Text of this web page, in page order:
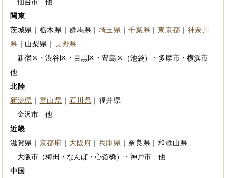
仙台市 他
関東
茨城県｜栃木県｜群馬県｜ 埼玉県 ｜千葉県 ｜東京都
神奈川
県 ｜山梨県｜ 長野県
新宿区・渋谷区・目黒区・豊島区（池袋）・多摩市・横浜市
他
北陸
新潟県
富山県 ｜石川県 ｜福井県
金沢市 他
近畿
滋賀県｜ 京都府 大阪府 兵庫県 ｜奈良県｜和歌山県
大阪市（梅田・なんば・心斎橋）・神戸市 他
中国